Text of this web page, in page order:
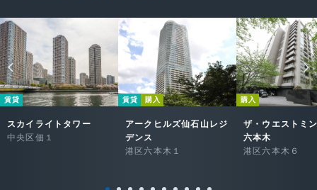
賃貸
スカイライトタワー
中央区佃１
賃貸 購入
アークヒルズ仙石山レジ
デンス
港区六本木１
購入
ザ・ウエストミ
六本木
港区六本木６